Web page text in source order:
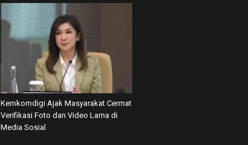
Kemkomdigi Ajak Masyarakat Cermat
Verifikasi Foto dan Video Lama di
Media Sosial